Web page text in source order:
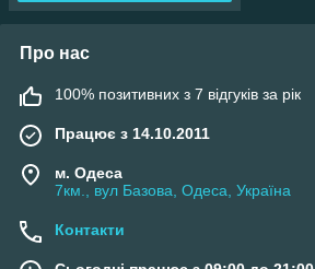
Про нас
100% позитивних з 7 відгуків за рік
Працює з 14.10.2011
м. Одеса
7км., вул Базова, Одеса, Україна
Контакти